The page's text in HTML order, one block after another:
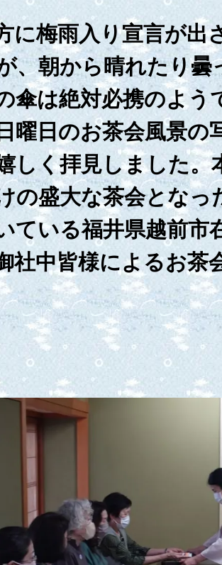
に梅雨入り宣言が出
、朝から晴れたり曇
傘は絶対必携のよう
曜日のお茶会風景の
しく拝見しました。
の盛大な茶会となっ
ている福井県越前市
社中皆様によるお茶